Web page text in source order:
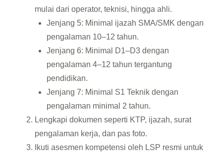
mulai dari operator, teknisi, hingga ahli.
Jenjang 5: Minimal ijazah SMA/SMK dengan
pengalaman 10–12 tahun.
Jenjang 6: Minimal D1–D3 dengan
pengalaman 4–12 tahun tergantung
pendidikan.
Jenjang 7: Minimal S1 Teknik dengan
pengalaman minimal 2 tahun.
Lengkapi dokumen seperti KTP, ijazah, surat
pengalaman kerja, dan pas foto.
Ikuti asesmen kompetensi oleh LSP resmi untuk